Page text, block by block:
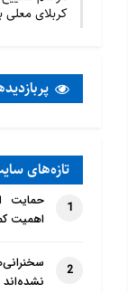
کربلای معلی
تازه‌‌های
1
حمایت
اهمیت
2
نشده‌اند